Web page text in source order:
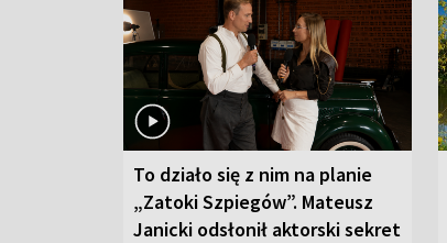
To działo się z nim na planie
„Zatoki Szpiegów”. Mateusz
Janicki odsłonił aktorski sekret